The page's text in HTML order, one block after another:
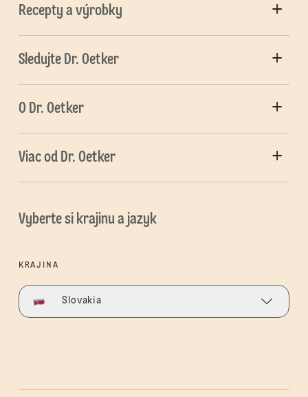
Recepty a výrobky
Sledujte Dr. Oetker
O Dr. Oetker
Viac od Dr. Oetker
Vyberte si krajinu a jazyk
KRAJINA
Slovakia